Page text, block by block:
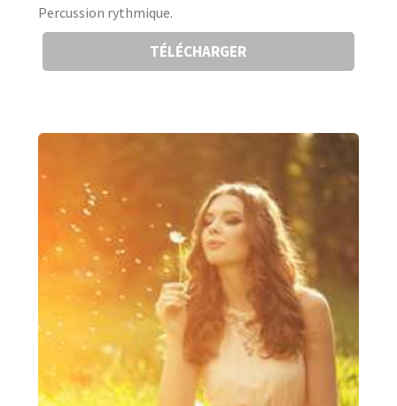
Percussion rythmique.
TÉLÉCHARGER